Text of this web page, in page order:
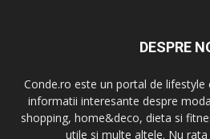
DESPRE
Conde.ro este un portal de lifestyle
informatii interesante despre
shopping, home&deco, dieta si
utile si multe altele. Nu